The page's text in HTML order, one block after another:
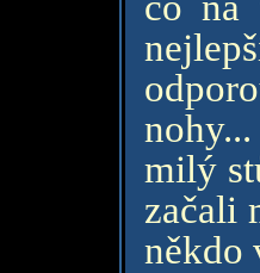
milý
začali
někdo